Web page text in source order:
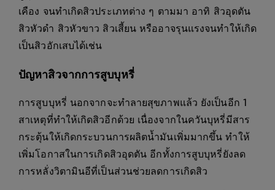
เคือง จนทำเกิดสิวประเภทต่าง ๆ ตามมา อาทิ สิวอุดตัน
สิวหัวดำ สิวหัวขาว สิวเสี้ยน หรืออาจรุนแรงจนทำให้เกิด
เป็นสิวอักเสบได้เช่น
ปัญหาสิวจากการสูบบุหรี่
การสูบบุหรี่ นอกจากจะทำลายสุขภาพแล้ว ยังเป็นอีก 1
สาเหตุที่ทำให้เกิดสิวอีกด้วย เนื่องจากในควันบุหรี่มีสาร
กระตุ้นให้เกิดกระบวนการผลิตน้ำมันเพิ่มมากขึ้น ทำให้
เพิ่มโอกาสในการเกิดสิวอุดตัน อีกทั้งการสูบบุหรี่ยังลด
การหลั่งวิตามินอีที่เป็นส่วนช่วยลดการเกิดสิว